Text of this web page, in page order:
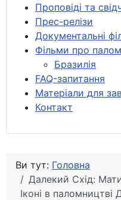
Проповіді та
Прес-релізи
Документальні
Фільми про
Бразилія
FAQ-запитання
Матеріали для
Контакт
Ви тут: Головна
Далекий Схід:
Іконі в